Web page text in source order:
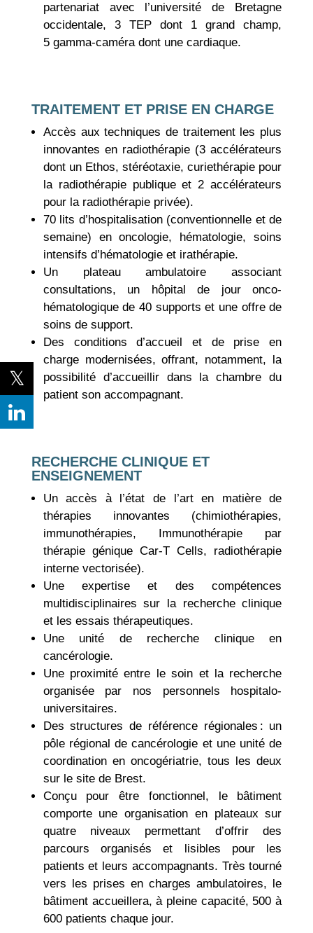
partenariat avec l’université de Bretagne
occidentale, 3 TEP dont 1 grand champ,
5 gamma-caméra dont une cardiaque.
TRAITEMENT ET PRISE EN CHARGE
Accès aux techniques de traitement les plus
innovantes en radiothérapie (3 accélérateurs
dont un Ethos, stéréotaxie, curiethérapie pour
la radiothérapie publique et 2 accélérateurs
pour la radiothérapie privée).
70 lits d’hospitalisation (conventionnelle et de
semaine) en oncologie, hématologie, soins
intensifs d’hématologie et irathérapie.
Un plateau ambulatoire associant
consultations, un hôpital de jour onco-
hématologique de 40 supports et une offre de
soins de support.
Des conditions d’accueil et de prise en
charge modernisées, offrant, notamment, la
possibilité d’accueillir dans la chambre du
patient son accompagnant.
RECHERCHE CLINIQUE ET
ENSEIGNEMENT
Un accès à l’état de l’art en matière de
thérapies innovantes (chimiothérapies,
immunothérapies, Immunothérapie par
thérapie génique Car-T Cells, radiothérapie
interne vectorisée).
Une expertise et des compétences
multidisciplinaires sur la recherche clinique
et les essais thérapeutiques.
Une unité de recherche clinique en
cancérologie.
Une proximité entre le soin et la recherche
organisée par nos personnels hospitalo-
universitaires.
Des structures de référence régionales : un
pôle régional de cancérologie et une unité de
coordination en oncogériatrie, tous les deux
sur le site de Brest.
Conçu pour être fonctionnel, le bâtiment
comporte une organisation en plateaux sur
quatre niveaux permettant d’offrir des
parcours organisés et lisibles pour les
patients et leurs accompagnants. Très tourné
vers les prises en charges ambulatoires, le
bâtiment accueillera, à pleine capacité, 500 à
600 patients chaque jour.